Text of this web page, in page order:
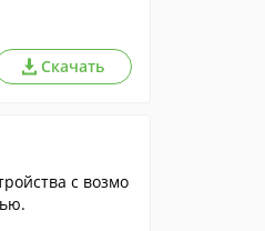
Скачать
с возмо